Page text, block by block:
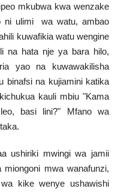
mkubwa kwa wenzake
ni ulimi wa watu, ambao
kuwafikia watu wengine
na hata nje ya bara hilo,
yao na kuwawakilisha
binafsi na kujiamini katika
kauli mbiu "Kama
basi lini?" Mfano wa
ushiriki mwingi wa jamii
mwa wanafunzi,
kike wenye ushawishi